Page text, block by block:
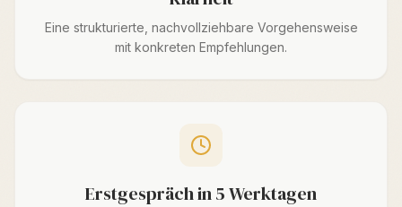
Eine strukturierte, nachvollziehbare Vorgehensweise
mit konkreten Empfehlungen.
Erstgespräch in 5 Werktagen